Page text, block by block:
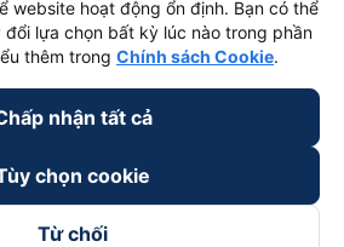
website hoạt động ổn định. Bạn có thể
lựa chọn bất kỳ lúc nào trong phần
thêm trong Chính sách Cookie.
nhận tất cả
chọn cookie
Từ chối